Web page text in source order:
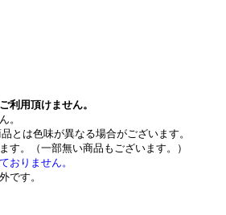
利用頂けません。
。
とは色味が異なる場合がございます。
す。（一部無い商品もございます。）
おりません。
です。